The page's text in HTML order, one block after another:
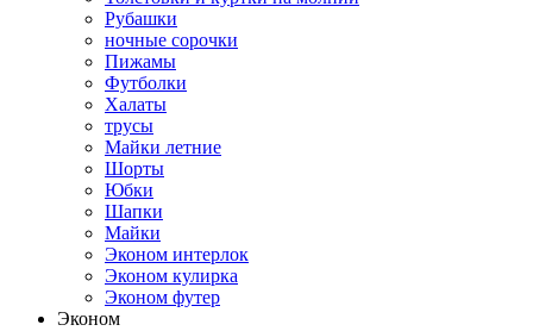
Рубашки
ночные сорочки
Пижамы
Футболки
Халаты
трусы
Майки летние
Шорты
Юбки
Шапки
Майки
Эконом интерлок
Эконом кулирка
Эконом футер
Эконом